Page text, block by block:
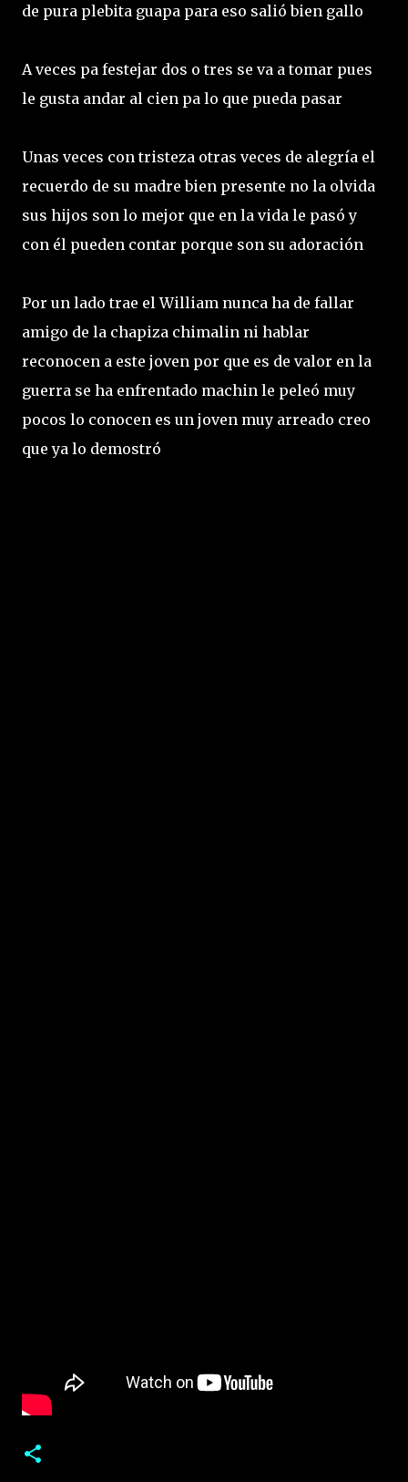
de pura plebita guapa para eso salió bien gallo
A veces pa festejar dos o tres se va a tomar pues
le gusta andar al cien pa lo que pueda pasar
Unas veces con tristeza otras veces de alegría el
recuerdo de su madre bien presente no la olvida
sus hijos son lo mejor que en la vida le pasó y
con él pueden contar porque son su adoración
Por un lado trae el William nunca ha de fallar
amigo de la chapiza chimalin ni hablar
reconocen a este joven por que es de valor en la
guerra se ha enfrentado machin le peleó muy
pocos lo conocen es un joven muy arreado creo
que ya lo demostró